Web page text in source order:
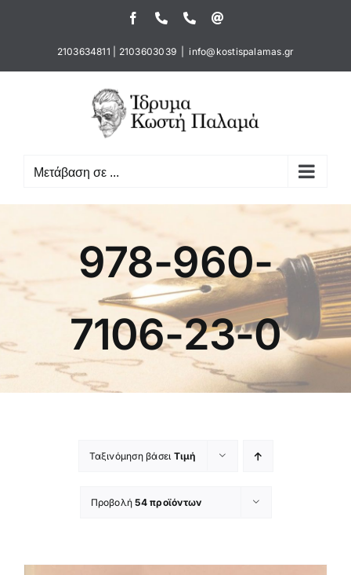
περιεχόμενο
FacebookΤηλέφωνοΤηλέφωνο
2103634811 2103603039 info@kostispalamas.gr
Μετάβαση σε ...
978-960-
7106-23-0
Ταξινόμηση βάσει Τιμή
Προβολή54 προϊόντων